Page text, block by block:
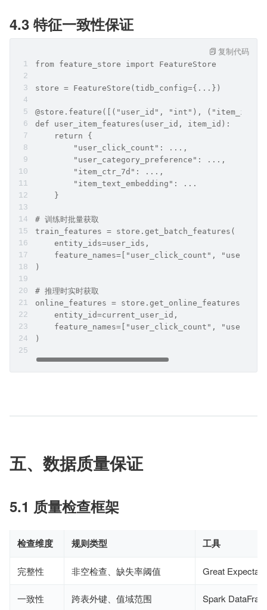
4.3 特征一致性保证
from feature_store import FeatureStore
store = FeatureStore(tidb_config={...})
@store.feature([("user_id", "int"),
def user_item_features(user_id, item_id):
    return {
        "user_click_count": ...,
        "user_category_preference": ...,
        "item_ctr_7d": ...,
        "item_text_embedding": ...
    }
# 训练时批量获取
train_features = store.get_batch_features(
    entity_ids=user_ids,
feature_names=["user_click_count",
)
# 推理时实时获取
online_features = store.get_online_features(
    entity_id=current_user_id,
feature_names=["user_click_count",
)
复制代码
五、数据质量保证
5.1 质量检查框架
检查维度 规则类型 工具
完整性 非空检查、缺失率阈值 Great
一致性 跨表外键、值域范围 Spark